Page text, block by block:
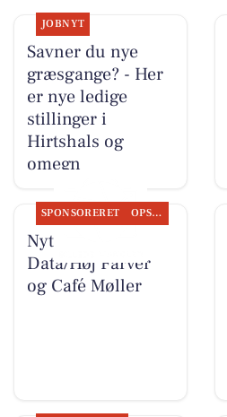
JOBNYT
Savner du nye
græsgange? - Her
er nye ledige
stillinger i
Hirtshals og
omegn
SPONSORERET OPSLAGSTAVLEN
Nyt fra Høj
Data/Høj Farver
og Café Møller